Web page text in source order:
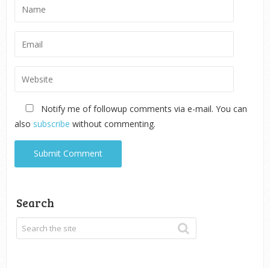
Notify me of followup comments via e-mail. You can
also subscribe without commenting.
Search